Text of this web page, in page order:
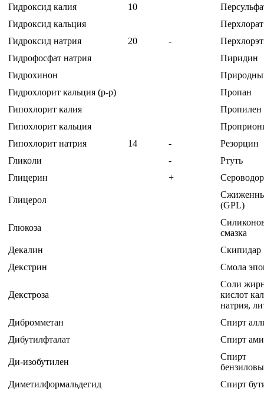
Гидроксид калия
10
Гидроксид кальция
Гидроксид натрия
20 -
Гидрофосфат натрия
Пиридин
Гидрохинон
Гидрохлорит кальция (р-р)
Пропан
Гипохлорит калия
Пропилен
Гипохлорит кальция
Гипохлорит натрия
14 -
Резорцин
Гликоли
-
Ртуть
Глицерин
+
Глицерол
(GPL)
Глюкоза
смазка
Декалин
Скипидар
Декстрин
Смола
Декстроза
Соли
кислот
натрия,
Дибромметан
Спирт
Дибутилфталат
Спирт
Ди-изобутилен
Спирт
Диметилформальдегид
Спирт